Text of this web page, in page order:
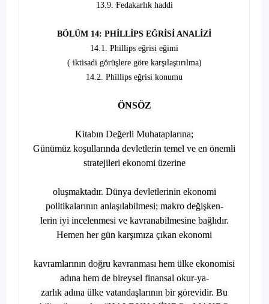
13.9. Fedakarlık haddi
BÖLÜM 14: PHİLLİPS EĞRİSİ ANALİZİ
14.1. Phillips eğrisi eğimi
( iktisadi görüşlere göre karşılaştırılma)
14.2. Phillips eğrisi konumu
ÖNSÖZ
Kitabın Değerli Muhataplarına;
Günümüz koşullarında devletlerin temel ve en önemli
stratejileri ekonomi üzerine
oluşmaktadır. Dünya devletlerinin ekonomi
politikalarının anlaşılabilmesi; makro değişken-
lerin iyi incelenmesi ve kavranabilmesine bağlıdır.
Hemen her gün karşımıza çıkan ekonomi
kavramlarının doğru kavranması hem ülke ekonomisi
adına hem de bireysel finansal okur-ya-
zarlık adına ülke vatandaşlarının bir görevidir. Bu